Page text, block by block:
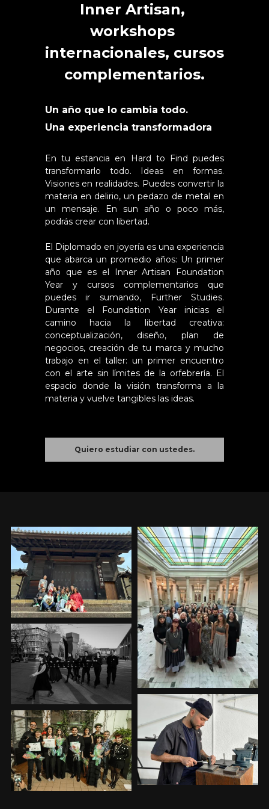
Inner Artisan,
workshops
internacionales, cursos
complementarios.
Un año que lo cambia todo.
Una experiencia transformadora
En tu estancia en Hard to Find puedes
transformarlo todo. Ideas en formas.
Visiones en realidades. Puedes convertir la
materia en delirio, un pedazo de metal en
un mensaje. En sun año o poco más,
podrás crear con libertad.
El Diplomado en joyería es una experiencia
que abarca un promedio años: Un primer
año que es el Inner Artisan Foundation
Year y cursos complementarios que
puedes ir sumando, Further Studies.
Durante el Foundation Year inicias el
camino hacia la libertad creativa:
conceptualización, diseño, plan de
negocios, creación de tu marca y mucho
trabajo en el taller: un primer encuentro
con el arte sin límites de la orfebrería. El
espacio donde la visión transforma a la
materia y vuelve tangibles las ideas.
Quiero estudiar con ustedes.